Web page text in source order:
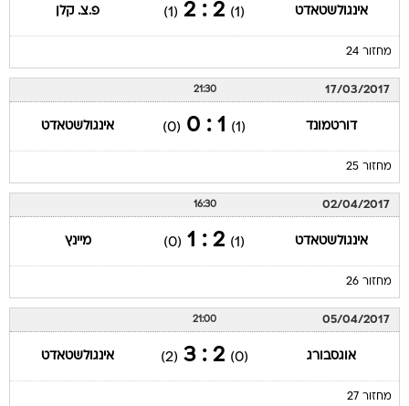
אינגולשטאדט (1)
2 : 2
(1) פ.צ. קלן
מחזור 24
17/03/2017
21:30
דורטמונד (1)
1 : 0
(0) אינגולשטאדט
מחזור 25
02/04/2017
16:30
אינגולשטאדט (1)
2 : 1
(0) מיינץ
מחזור 26
05/04/2017
21:00
אוגסבורג (0)
2 : 3
(2) אינגולשטאדט
מחזור 27